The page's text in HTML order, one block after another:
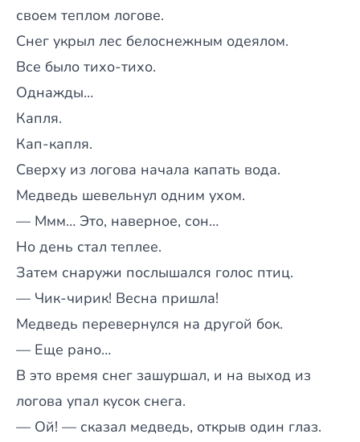
своем теплом логове.
Снег укрыл лес белоснежным одеялом.
Все было тихо-тихо.
Однажды…
Капля.
Кап-капля.
Сверху из логова начала капать вода.
Медведь шевельнул одним ухом.
— Ммм… Это, наверное, сон…
Но день стал теплее.
Затем снаружи послышался голос птиц.
— Чик-чирик! Весна пришла!
Медведь перевернулся на другой бок.
— Еще рано…
В это время снег зашуршал, и на выход из
логова упал кусок снега.
— Ой! — сказал медведь, открыв один глаз.